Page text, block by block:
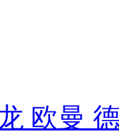
欧曼